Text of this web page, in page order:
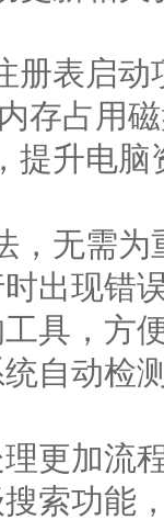
册表启
存占用
提升电脑
，无需为
出现错
具，方
自动检
更加流
索功能